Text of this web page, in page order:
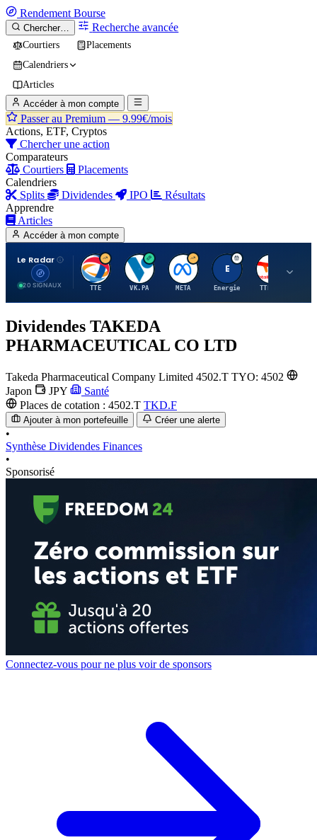
Rendement Bourse
Chercher… Recherche avancée
Courtiers
Placements
Calendriers
Articles
Accéder à mon compte
Passer au Premium — 9.99€/mois
Actions, ETF, Cryptos
Chercher une action
Comparateurs
Courtiers
Placements
Calendriers
Splits
Dividendes IPO
Résultats
Apprendre
Articles
Accéder à mon compte
Le Radar
20 SIGNAUX
T
TTE
V
VK.PA
M
META
E
Energie
T
TTE.PA
Dividendes TAKEDA
PHARMACEUTICAL CO LTD
Takeda Pharmaceutical Company Limited 4502.T TYO: 4502
Japon
JPY
Santé
Places de cotation : 4502.T TKD.F
Ajouter à mon portefeuille Créer une alerte
•
Synthèse Dividendes Finances
•
Sponsorisé
Connectez-vous pour ne plus voir de sponsors